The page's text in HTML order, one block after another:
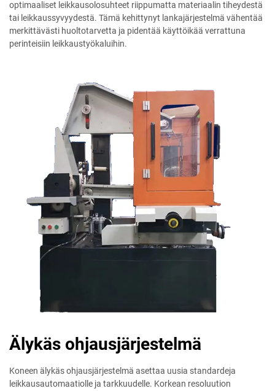
optimaaliset leikkausolosuhteet riippumatta materiaalin tiheydestä
tai leikkaussyvyydestä. Tämä kehittynyt lankajärjestelmä vähentää
merkittävästi huoltotarvetta ja pidentää käyttöikää verrattuna
perinteisiin leikkaustyökaluihin.
Älykäs ohjausjärjestelmä
Koneen älykäs ohjausjärjestelmä asettaa uusia standardeja
leikkausautomaatiolle ja tarkkuudelle. Korkean resoluution